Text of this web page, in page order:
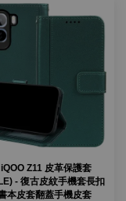
Z11 皮革保護套
- 復古皮紋手機套長扣
本皮套翻蓋手機皮套